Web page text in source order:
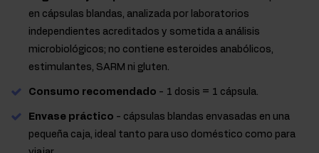
en cápsulas blandas, analizada por laboratorios
independientes acreditados y sometida a análisis
microbiológicos; no contiene esteroides anabólicos,
estimulantes, SARM ni gluten.
Consumo recomendado - 1 dosis = 1 cápsula.
Envase práctico - cápsulas blandas envasadas en una
pequeña caja, ideal tanto para uso doméstico como para